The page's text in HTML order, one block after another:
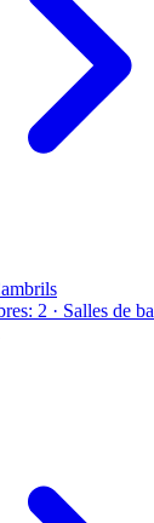
2 · Salles de